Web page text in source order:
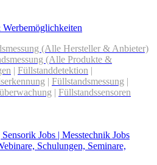
(Alle Hersteller & Anbieter)
(Alle Produkte &
| Füllstanddetektion |
| Füllstandsmessung |
| Füllstandssensoren
Jobs | Messtechnik Jobs
Schulungen, Seminare,